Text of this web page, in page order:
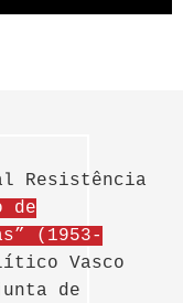
Resistência
de
(1953-
Vasco
de